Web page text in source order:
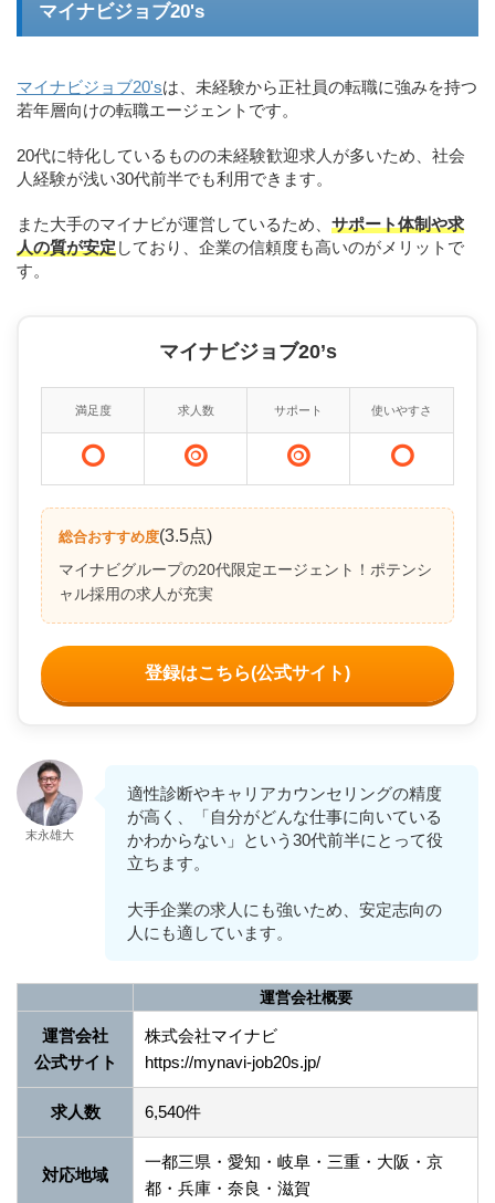
マイナビジョブ20's
マイナビジョブ20'sは、未経験から正社員の転職に強みを持つ
若年層向けの転職エージェントです。
20代に特化しているものの未経験歓迎求人が多いため、社会
人経験が浅い30代前半でも利用できます。
また大手のマイナビが運営しているため、 サポート体制や求
人の質が安定しており、企業の信頼度も高いのがメリットで
す。
マイナビジョブ20’s
満足度 求人数 サポート 使いやすさ
総合おすすめ度(3.5点)
マイナビグループの20代限定エージェント！ポテンシ
ャル採用の求人が充実
登録はこちら(公式サイト)
末永雄大
適性診断やキャリアカウンセリングの精度
が高く、「自分がどんな仕事に向いている
かわからない」という30代前半にとって役
立ちます。
大手企業の求人にも強いため、安定志向の
人にも適しています。
運営会社概要
運営会社
公式サイト
株式会社マイナビ
https://mynavi-job20s.jp/
求人数 6,540件
対応地域
一都三県・愛知・岐阜・三重・大阪・京
都・兵庫・奈良・滋賀